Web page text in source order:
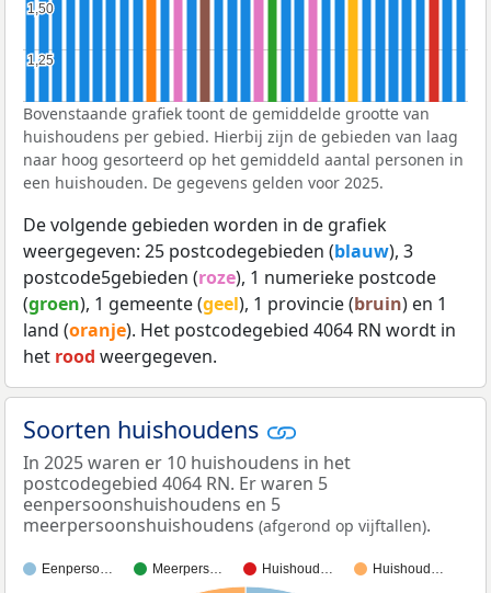
1,25
1,25
1,50
1,50
Bovenstaande grafiek toont de gemiddelde grootte van
huishoudens per gebied. Hierbij zijn de gebieden van laag
naar hoog gesorteerd op het gemiddeld aantal personen in
een huishouden. De gegevens gelden voor 2025.
De volgende gebieden worden in de grafiek
weergegeven: 25 postcodegebieden (blauw), 3
postcode5gebieden (roze), 1 numerieke postcode
(groen), 1 gemeente (geel), 1 provincie (bruin) en 1
land (oranje). Het postcodegebied 4064 RN wordt in
het rood weergegeven.
Soorten huishoudens
In 2025 waren er 10 huishoudens in het
postcodegebied 4064 RN. Er waren 5
eenpersoonshuishoudens en 5
meerpersoonshuishoudens (afgerond op vijftallen).
Eenperso… Meerpers… Huishoud… Huishoud…